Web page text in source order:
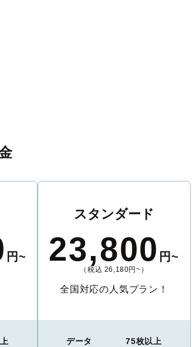
円~
スタンダード
23,800 円~
（税込 26,180円~）
全国対応の人気プラン！
データ
75枚以上